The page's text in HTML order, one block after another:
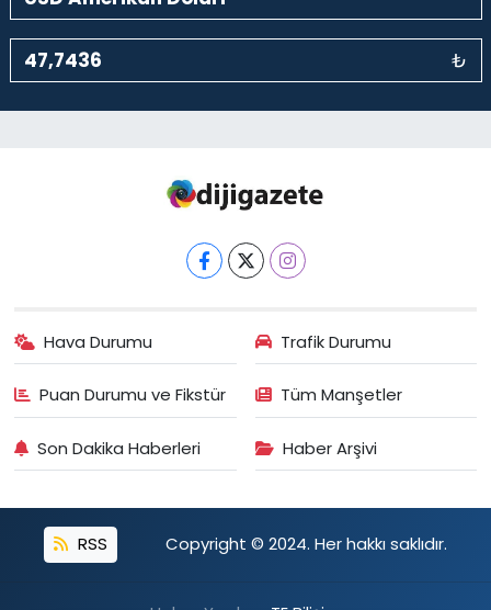
₺
Hava Durumu Trafik Durumu
Puan Durumu ve Fikstür Tüm Manşetler
Son Dakika Haberleri Haber Arşivi
RSS Copyright © 2024. Her hakkı saklıdır.